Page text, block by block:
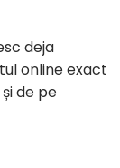
deja
online exact
de pe